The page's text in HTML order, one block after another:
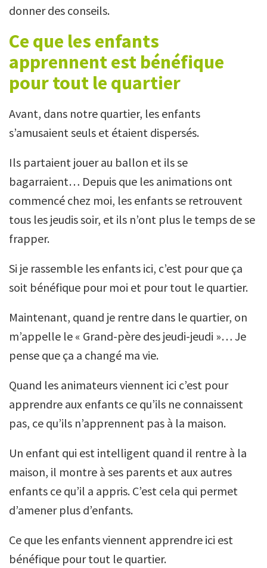
donner des conseils.
Ce que les enfants
apprennent est bénéfique
pour tout le quartier
Avant, dans notre quartier, les enfants
s’amusaient seuls et étaient dispersés.
Ils partaient jouer au ballon et ils se
bagarraient… Depuis que les animations ont
commencé chez moi, les enfants se retrouvent
tous les jeudis soir, et ils n’ont plus le temps de se
frapper.
Si je rassemble les enfants ici, c’est pour que ça
soit bénéfique pour moi et pour tout le quartier.
Maintenant, quand je rentre dans le quartier, on
m’appelle le « Grand-père des jeudi-jeudi »… Je
pense que ça a changé ma vie.
Quand les animateurs viennent ici c’est pour
apprendre aux enfants ce qu’ils ne connaissent
pas, ce qu’ils n’apprennent pas à la maison.
Un enfant qui est intelligent quand il rentre à la
maison, il montre à ses parents et aux autres
enfants ce qu’il a appris. C’est cela qui permet
d’amener plus d’enfants.
Ce que les enfants viennent apprendre ici est
bénéfique pour tout le quartier.